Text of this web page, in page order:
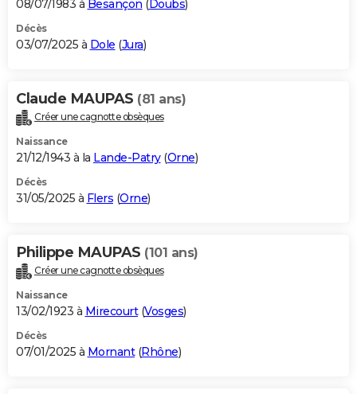
08/07/1983 à Besançon ( Doubs)
Décès
03/07/2025 à Dole (Jura)
Claude MAUPAS (81 ans)
Créer une cagnotte obsèques
Naissance
21/12/1943 à la Lande-Patry(Orne)
Décès
31/05/2025 à Flers (Orne)
Philippe MAUPAS (101 ans)
Créer une cagnotte obsèques
Naissance
13/02/1923 à Mirecourt(Vosges)
Décès
07/01/2025 à Mornant(Rhône)